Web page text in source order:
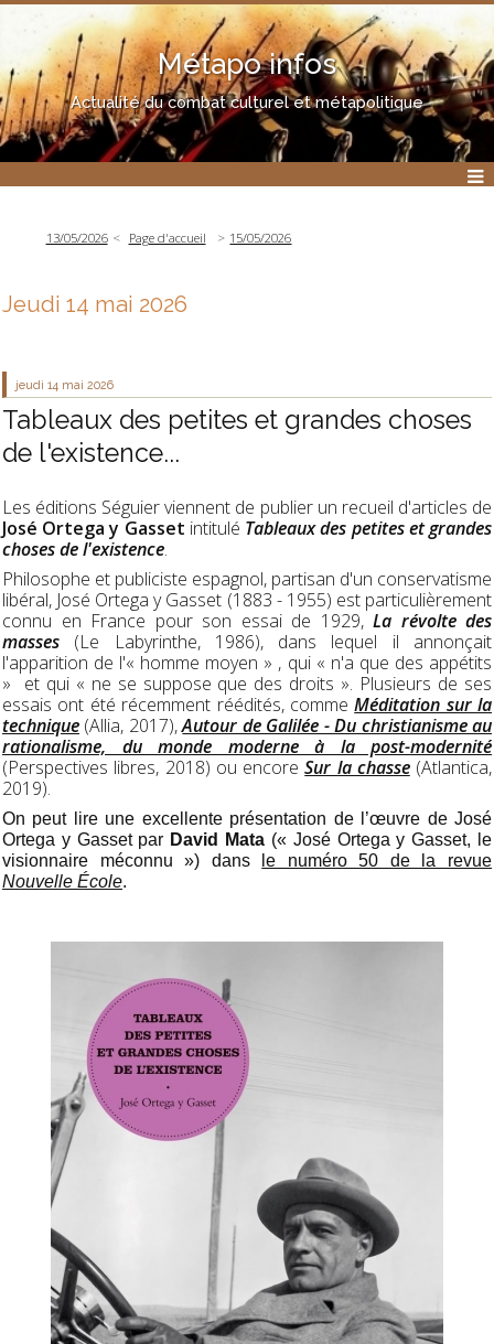
Métapo infos
Actualité du combat culturel et métapolitique
13/05/2026 Page d'accueil 15/05/2026
Jeudi 14 mai 2026
jeudi 14 mai 2026
Tableaux des petites et grandes choses
de l'existence...
Les éditions Séguier viennent de publier un recueil d'articles de
José Ortega y Gasset intitulé Tableaux des petites et grandes
choses de l'existence.
Philosophe et publiciste espagnol, partisan d'un conservatisme
libéral, José Ortega y Gasset (1883 - 1955) est particulièrement
connu en France pour son essai de 1929, La révolte des
masses (Le Labyrinthe, 1986), dans lequel il annonçait
l'apparition de l'« homme moyen » , qui « n'a que des appétits
» et qui « ne se suppose que des droits ». Plusieurs de ses
essais ont été récemment réédités, commeMéditation sur la
technique (Allia, 2017),Autour de Galilée - Du christianisme au
rationalisme, du monde moderne à la post-modernité
(Perspectives libres, 2018) ou encoreSur la chasse(Atlantica,
2019).
On peut lire une excellente présentation de l’œuvre de José
Ortega y Gasset par David Mata (« José Ortega y Gasset, le
visionnaire méconnu ») dans
le numéro 50 de la revue
Nouvelle École.